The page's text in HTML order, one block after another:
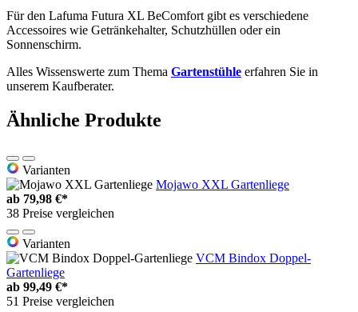
Für den Lafuma Futura XL BeComfort gibt es verschiedene
Accessoires wie Getränkehalter, Schutzhüllen oder ein
Sonnenschirm.
Alles Wissenswerte zum Thema Gartenstühle erfahren Sie in
unserem Kaufberater.
Ähnliche Produkte
Varianten
Mojawo XXL Gartenliege
ab 79,98 €*
38 Preise vergleichen
Varianten
VCM Bindox Doppel-
Gartenliege
ab 99,49 €*
51 Preise vergleichen